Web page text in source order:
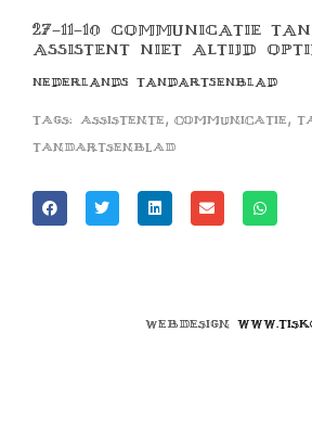
27-11-10 COMMUNICATIE
ASSISTENT NIET ALTIJD
NEDERLANDS TANDARTSENBLAD
Tags: assistente, communicatie,
tandartsenblad
Webdesign